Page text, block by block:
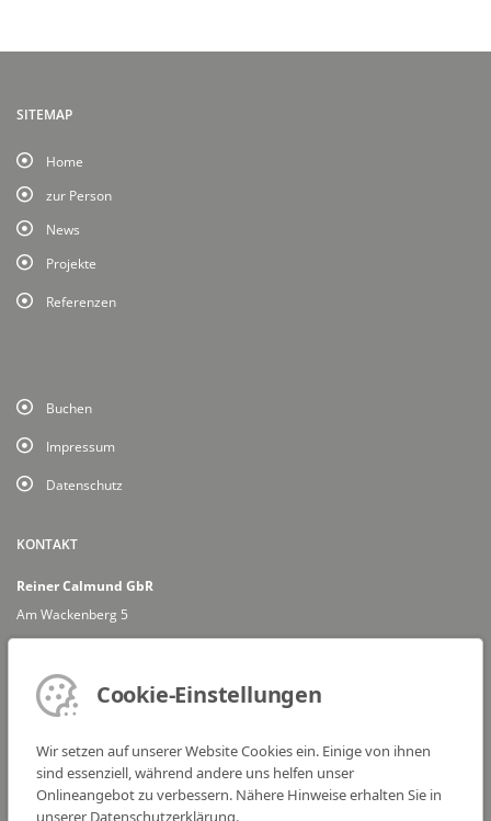
SITEMAP
Home
zur Person
News
Projekte
Referenzen
Buchen
Impressum
Datenschutz
KONTAKT
Reiner Calmund GbR
Am Wackenberg 5
66740 Saarlouis
Mail: info@reinercalmund.de
FANPOST-ADRESSE
c/o Reiner Calmund GbR
Dr. Vetter-Str. 22
Cookie-Einstellungen
Wir setzen auf unserer Website Cookies ein. Einige von ihnen
sind essenziell, während andere uns helfen unser
Onlineangebot zu verbessern. Nähere Hinweise erhalten Sie in
unserer Datenschutzerklärung.